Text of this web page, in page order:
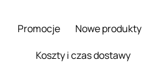
Promocje Nowe produkty
Koszty i czas dostawy